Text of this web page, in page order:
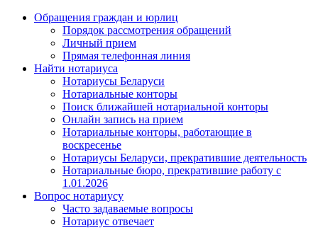
Обращения граждан и юрлиц
Порядок рассмотрения обращений
Личный прием
Прямая телефонная линия
Найти нотариуса
Нотариусы Беларуси
Нотариальные конторы
Поиск ближайшей нотариальной конторы
Онлайн запись на прием
Нотариальные конторы, работающие в
воскресенье
Нотариусы Беларуси, прекратившие деятельность
Нотариальные бюро, прекратившие работу с
1.01.2026
Вопрос нотариусу
Часто задаваемые вопросы
Нотариус отвечает